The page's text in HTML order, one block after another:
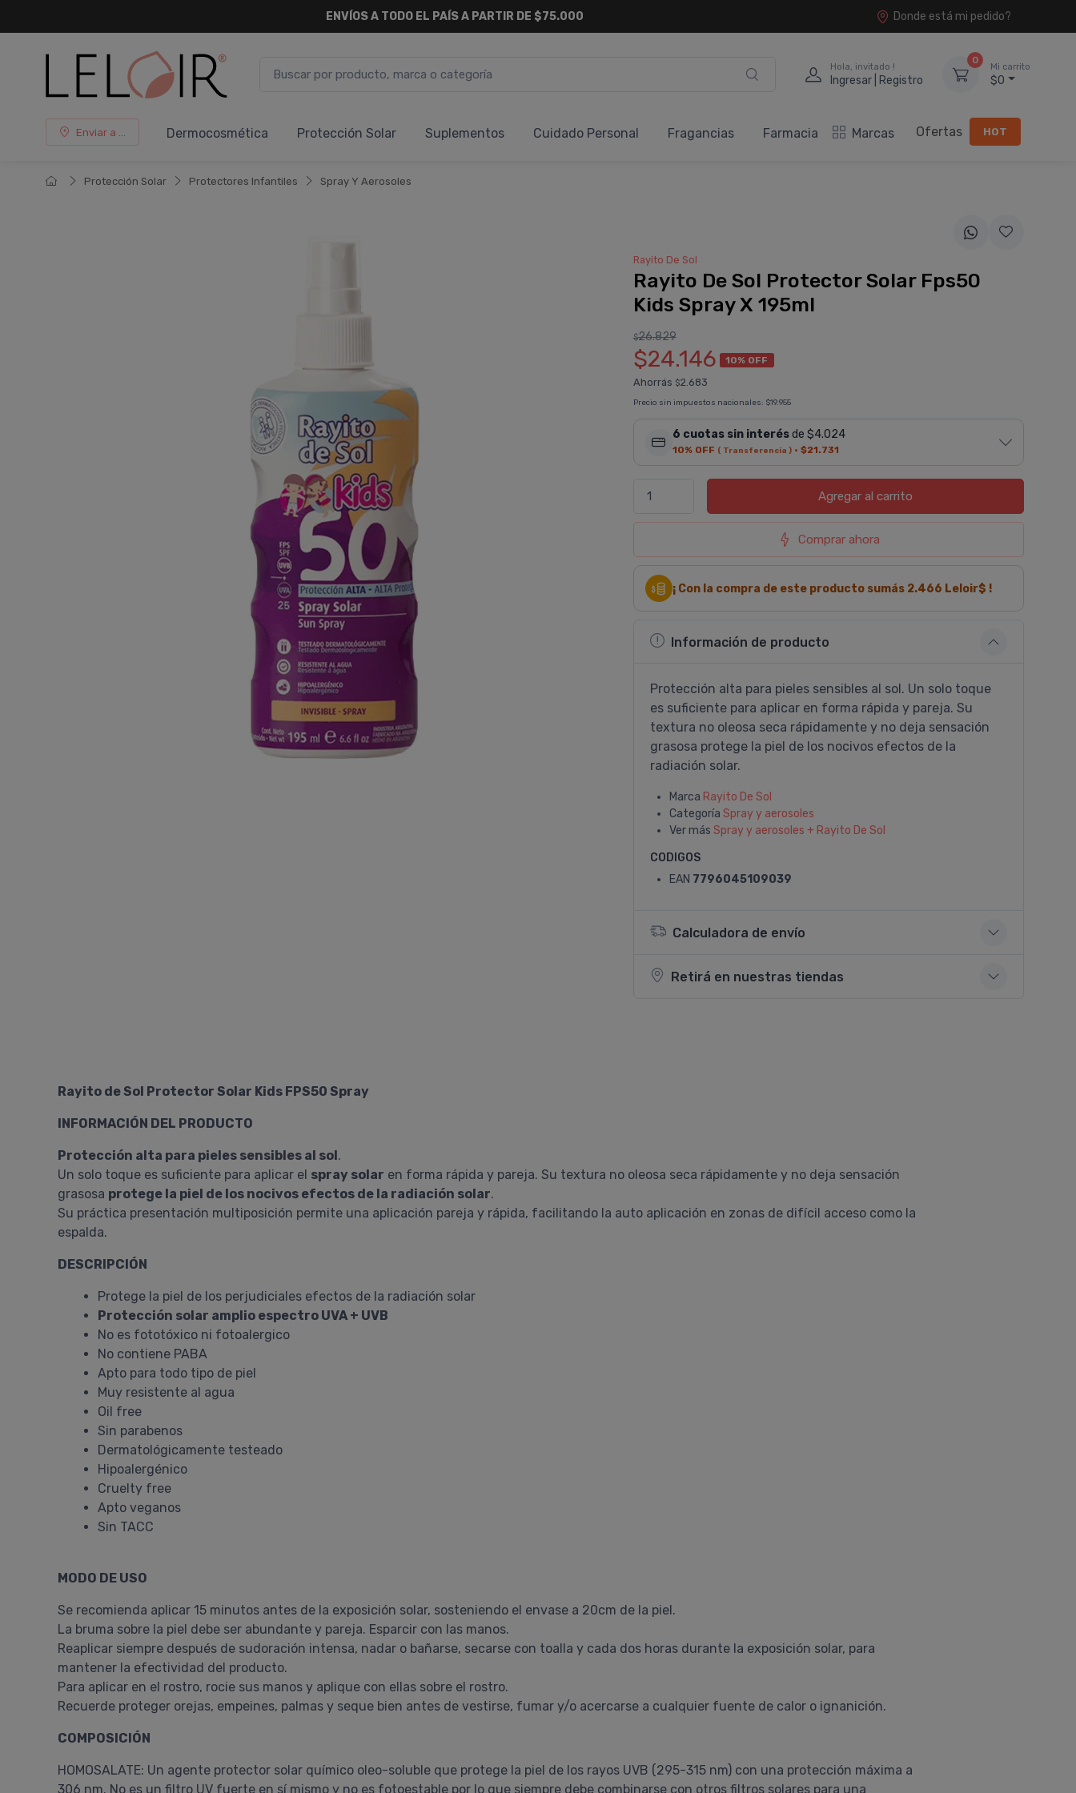
¡ HASTA 6 CUOTAS SIN INTERÉSY 18 CUOTAS FIJAS !
Donde está mi pedido?
Hola, invitado !
Ingresar | Registro
0
Mi carrito
$0
Enviar a ... Dermocosmética Protección Solar Suplementos Cuidado Personal Fragancias Farmacia Marcas Ofertas HOT
Protección Solar Protectores Infantiles Spray Y Aerosoles
Rayito De Sol
Rayito De Sol Protector Solar Fps50
Kids Spray X 195ml
$26.829
$24.146 10% OFF
Ahorrás $2.683
Precio sin impuestos nacionales: $19.955
6 cuotas sin interésde $4.024
10% OFF ( Transferencia )· $21.731
Agregaral carrito
Comprar ahora
¡ Con la compra de este producto sumás 2.466 Leloir$ !
Información de producto
Protección alta para pieles sensibles al sol. Un solo toque
es suficiente para aplicar en forma rápida y pareja. Su
textura no oleosa seca rápidamente y no deja sensación
grasosa protege la piel de los nocivos efectos de la
radiación solar.
Marca Rayito De Sol
Categoría Spray y aerosoles
Ver más Spray y aerosoles + Rayito De Sol
CODIGOS
EAN 7796045109039
Calculadora de envío
Retirá en nuestras tiendas
Rayito de Sol Protector Solar Kids FPS50 Spray
INFORMACIÓN DEL PRODUCTO
Protección alta para pieles sensibles al sol.
Un solo toque es suficiente para aplicar el spray solar en forma rápida y pareja. Su textura no oleosa seca rápidamente y no deja sensación
grasosa protege la piel de los nocivos efectos de la radiación solar.
Su práctica presentación multiposición permite una aplicación pareja y rápida, facilitando la auto aplicación en zonas de difícil acceso como la
espalda.
DESCRIPCIÓN
Protege la piel de los perjudiciales efectos de la radiación solar
Protección solar amplio espectro UVA + UVB
No es fototóxico ni fotoalergico
No contiene PABA
Apto para todo tipo de piel
Muy resistente al agua
Oil free
Sin parabenos
Dermatológicamente testeado
Hipoalergénico
Cruelty free
Apto veganos
Sin TACC
MODO DE USO
Se recomienda aplicar 15 minutos antes de la exposición solar, sosteniendo el envase a 20cm de la piel.
La bruma sobre la piel debe ser abundante y pareja. Esparcir con las manos.
Reaplicar siempre después de sudoración intensa, nadar o bañarse, secarse con toalla y cada dos horas durante la exposición solar, para
mantener la efectividad del producto.
Para aplicar en el rostro, rocie sus manos y aplique con ellas sobre el rostro.
Recuerde proteger orejas, empeines, palmas y seque bien antes de vestirse, fumar y/o acercarse a cualquier fuente de calor o ignanición.
COMPOSICIÓN
HOMOSALATE: Un agente protector solar químico oleo-soluble que protege la piel de los rayos UVB (295-315 nm) con una protección máxima a
306 nm. No es un filtro UV fuerte en sí mismo y no es fotoestable por lo que siempre debe combinarse con otros filtros solares para una